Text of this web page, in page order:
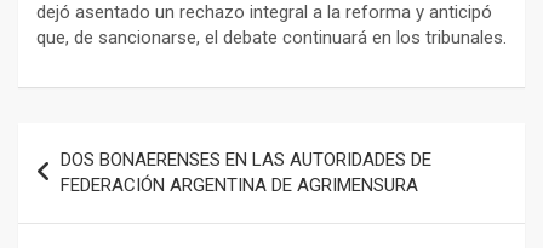
dejó asentado un rechazo integral a la reforma y anticipó
que, de sancionarse, el debate continuará en los tribunales.
de
entradas
DOS BONAERENSES EN LAS AUTORIDADES DE
FEDERACIÓN ARGENTINA DE AGRIMENSURA